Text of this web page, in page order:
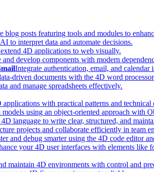
blog posts featuring tools and modules to
to interpret data and automate decisions.
4D applications to web visually.
and develop components with modern
Integrate authentication, email, and calendar
driven documents with the 4D word
and manage spreadsheets effectively.
with practical patterns and technical
models using an object-oriented approach with
language to write clear, structured, and
projects and collaborate efficiently in team
and debug smarter using the 4D code editor
your 4D user interfaces with elements like
maintain 4D environments with control and